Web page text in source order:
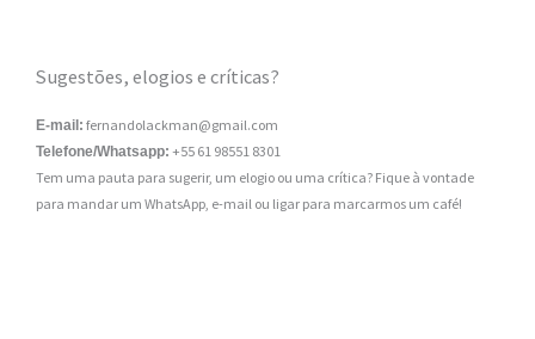
Sugestões, elogios e críticas?
E-mail: fernandolackman@gmail.com
Telefone/Whatsapp: +55 61 98551 8301
Tem uma pauta para sugerir, um elogio ou uma crítica? Fique à vontade
para mandar um WhatsApp, e-mail ou ligar para marcarmos um café!